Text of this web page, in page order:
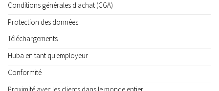
Conditions générales d'achat (CGA)
Protection des données
Téléchargements
Huba en tant qu'employeur
Conformité